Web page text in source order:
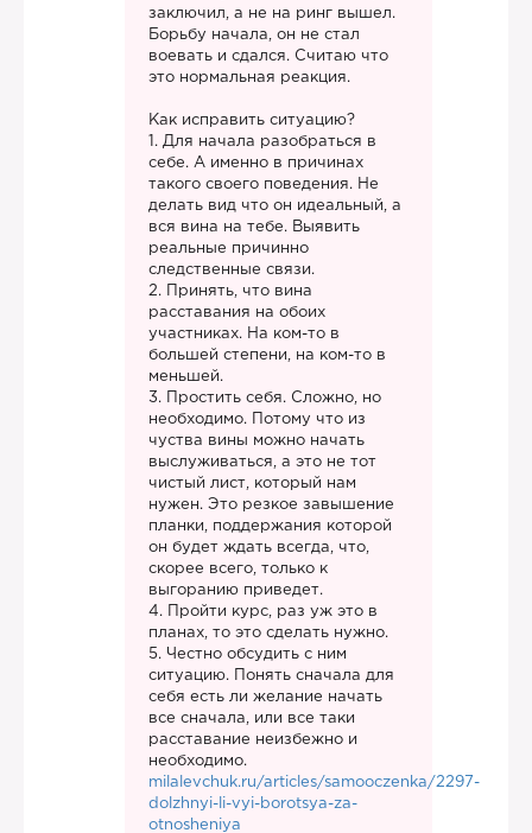
заключил, а не на ринг вышел.
Борьбу начала, он не стал
воевать и сдался. Считаю что
это нормальная реакция.
Как исправить ситуацию?
1. Для начала разобраться в
себе. А именно в причинах
такого своего поведения. Не
делать вид что он идеальный, а
вся вина на тебе. Выявить
реальные причинно
следственные связи.
2. Принять, что вина
расставания на обоих
участниках. На ком-то в
большей степени, на ком-то в
меньшей.
3. Простить себя. Сложно, но
необходимо. Потому что из
чуства вины можно начать
выслуживаться, а это не тот
чистый лист, который нам
нужен. Это резкое завышение
планки, поддержания которой
он будет ждать всегда, что,
скорее всего, только к
выгоранию приведет.
4. Пройти курс, раз уж это в
планах, то это сделать нужно.
5. Честно обсудить с ним
ситуацию. Понять сначала для
себя есть ли желание начать
все сначала, или все таки
расставание неизбежно и
необходимо.
milalevchuk.ru/articles/samooczenka/2297-
dolzhnyi-li-vyi-borotsya-za-
otnosheniya